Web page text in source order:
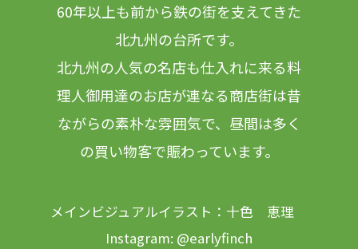
60年以上も前から鉄の街を支えてきた
北九州の台所です。
北九州の人気の名店も仕入れに来る料
理人御用達のお店が連なる商店街は昔
ながらの素朴な雰囲気で、 昼間は多く
の買い物客で賑わっています。
メインビジュアルイラスト：十色 恵理
Instagram: @earlyfinch